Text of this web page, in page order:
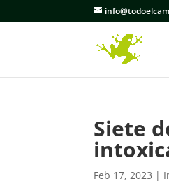
Siete
Feb 17, 2023 |